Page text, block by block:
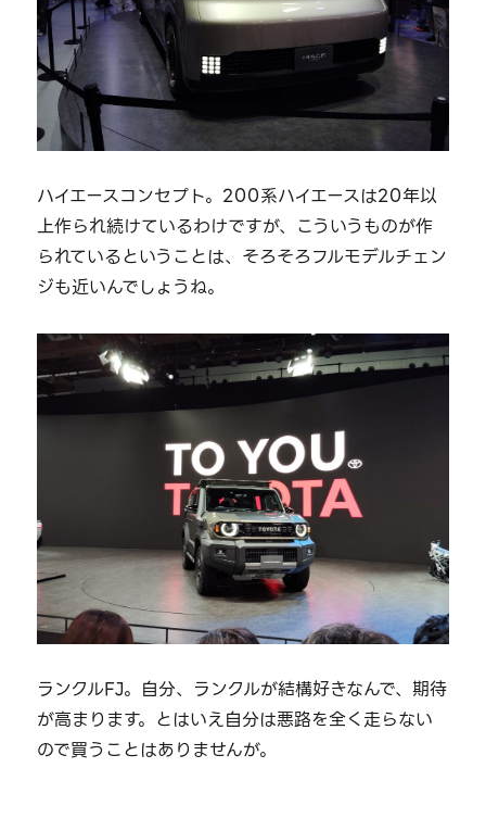
ハイエースコンセプト。200系ハイエースは20年以
上作られ続けているわけですが、こういうものが作
られているということは、そろそろフルモデルチェン
ジも近いんでしょうね。
ランクルFJ。自分、ランクルが結構好きなんで、期待
が高まります。とはいえ自分は悪路を全く走らない
ので買うことはありませんが。